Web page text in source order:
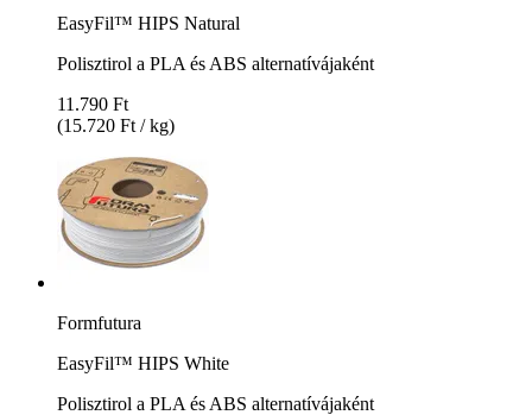
EasyFil™ HIPS Natural
Polisztirol a PLA és ABS alternatívájaként
11.790 Ft
(15.720 Ft / kg)
Formfutura
EasyFil™ HIPS White
Polisztirol a PLA és ABS alternatívájaként